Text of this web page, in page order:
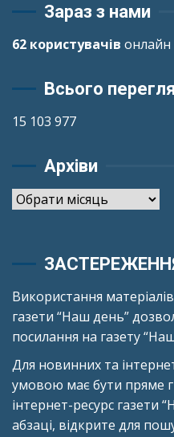
Зараз з нами
62 користувачів онлайн
Всього
15 103 977
Архіви
Архіви
Використання
газети “Наш день”
посилання на газету
Для новинних та
умовою має бути пряме
інтернет-ресурс газети
абзаці, відкрите для